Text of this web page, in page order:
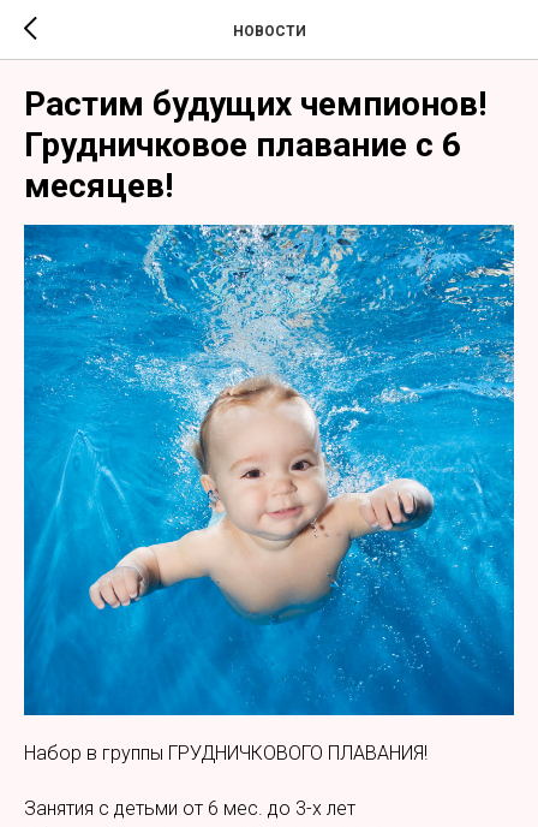
НОВОСТИ
Растим будущих чемпионов!
Грудничковое плавание с 6
месяцев!
Набор в группы ГРУДНИЧКОВОГО ПЛАВАНИЯ!
Занятия с детьми от 6 мес. до 3-х лет